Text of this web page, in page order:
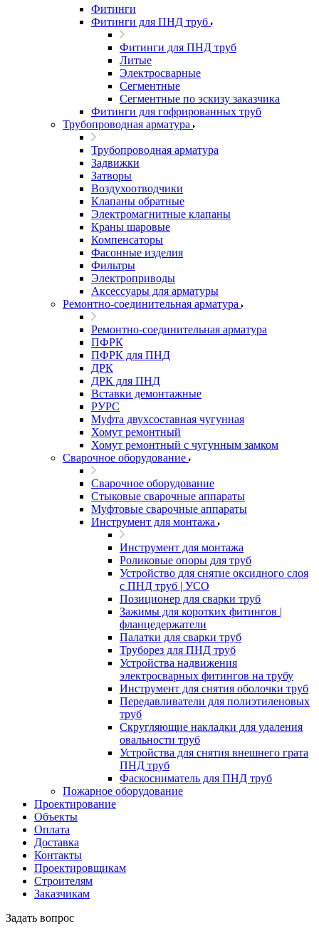
Фитинги
Фитинги для ПНД труб
Фитинги для ПНД труб
Литые
Электросварные
Сегментные
Сегментные по эскизу заказчика
Фитинги для гофрированных труб
Трубопроводная арматура
Трубопроводная арматура
Задвижки
Затворы
Воздухоотводчики
Клапаны обратные
Электромагнитные клапаны
Краны шаровые
Компенсаторы
Фасонные изделия
Фильтры
Электроприводы
Аксессуары для арматуры
Ремонтно-соединительная арматура
Ремонтно-соединительная арматура
ПФРК
ПФРК для ПНД
ДРК
ДРК для ПНД
Вставки демонтажные
РУРС
Муфта двухсоставная чугунная
Хомут ремонтный
Хомут ремонтный с чугунным замком
Сварочное оборудование
Сварочное оборудование
Стыковые сварочные аппараты
Муфтовые сварочные аппараты
Инструмент для монтажа
Инструмент для монтажа
Роликовые опоры для труб
Устройство для снятие оксидного слоя
с ПНД труб | УСО
Позиционер для сварки труб
Зажимы для коротких фитингов |
фланцедержатели
Палатки для сварки труб
Труборез для ПНД труб
Устройства надвижения
электросварных фитингов на трубу
Инструмент для снятия оболочки труб
Передавливатели для полиэтиленовых
труб
Скругляющие накладки для удаления
овальности труб
Устройства для снятия внешнего грата
ПНД труб
Фаскосниматель для ПНД труб
Пожарное оборудование
Проектирование
Объекты
Оплата
Доставка
Контакты
Проектировщикам
Строителям
Заказчикам
Задать вопрос